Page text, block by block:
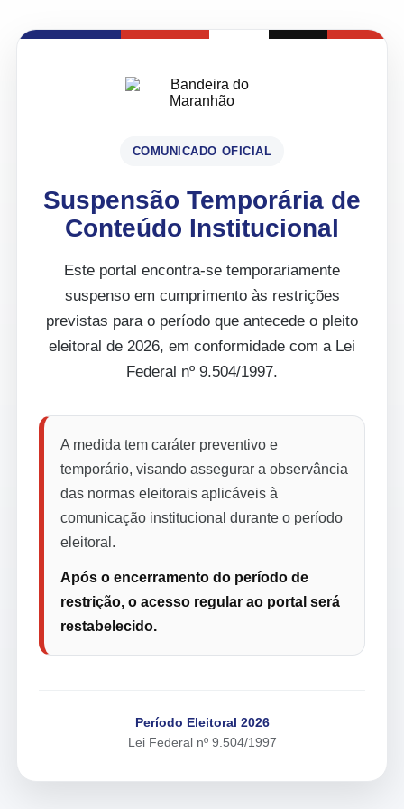
COMUNICADO OFICIAL
Suspensão Temporária de
Conteúdo Institucional
Este portal encontra-se temporariamente
suspenso em cumprimento às restrições
previstas para o período que antecede o pleito
eleitoral de 2026, em conformidade com a Lei
Federal nº 9.504/1997.
A medida tem caráter preventivo e
temporário, visando assegurar a observância
das normas eleitorais aplicáveis à
comunicação institucional durante o período
eleitoral.
Após o encerramento do período de
restrição, o acesso regular ao portal será
restabelecido.
Período Eleitoral 2026
Lei Federal nº 9.504/1997